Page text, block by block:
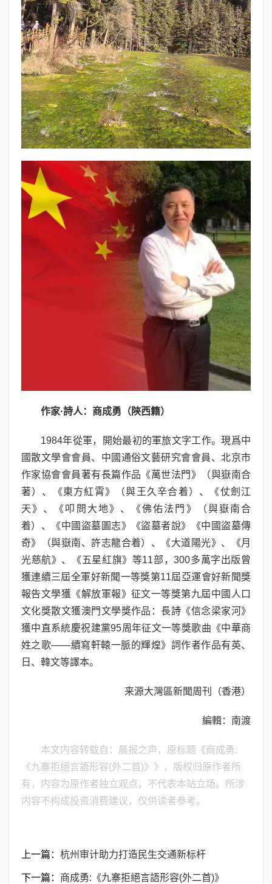
作家·詩人：商成勇（陝西籍）
1984年從軍，開始最初的軍旅文字工作。現爲中
國散文學會會員、中國通俗文藝研究會會員、北京市
作家協會會員著有長篇作品《萬世法門》（與嶽南合
著）、《東方紅霄》（與王久辛合着）、《仗劍江
天》、《叩問大地》、《佛佑法門》（與嶽南合
着）、《中國盜墓圖志》《盜墓者說》《中國盜墓傳
奇》（與嶽南、許志龍合着）、《大道陽光》、《月
光慈航》、《五星紅旗》等11部，300多萬字出版曾
獲連續三屆全軍好新聞一等獎第11屆亞運會好新聞獎
報告文學獲《解放軍報》征文一等獎第九屆中國人口
文化獎散文獲澳門文學獎作品：長詩《信念梁家河》
獲中直系統慶祝建黨95周年征文一等獎歌曲《中華商
姓之歌——續寫軒轅一脈的輝煌》詞作者作品有英、
日、韓文等譯本。
来源大灣區新聞周刊（香港）
編輯：南渡
本文内容转载自：晨报之声，原标题《商成勇:
《九寨拒絕言語形容(外二首)》》，版权归原作者所
有，内容为原作者独立观点，不代表本站立场。所涉
内容不构成投资消费建议，仅供读者参考。
上一篇： 杭州审计助力打造民生交通新标杆
下一篇： 商成勇:《九寨拒絕言語形容(外二首)》